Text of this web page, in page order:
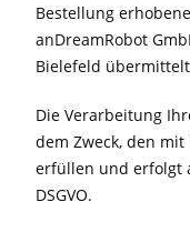
Bestellung
anDreamRobot
Bielefeld
Die Verarbeitung
dem Zweck, den
erfüllen und erfolgt
DSGVO.